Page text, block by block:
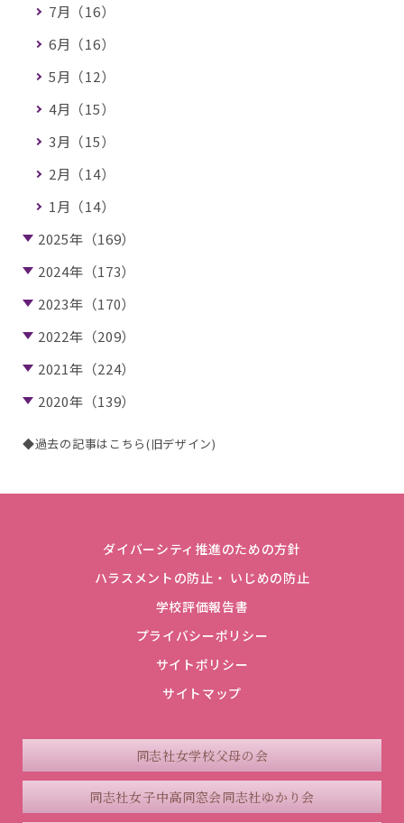
7月（16）
6月（16）
5月（12）
4月（15）
3月（15）
2月（14）
1月（14）
2025年（169）
2024年（173）
2023年（170）
2022年（209）
2021年（224）
2020年（139）
◆過去の記事はこちら(旧デザイン)
ダイバーシティ推進のための方針
ハラスメントの防止・ いじめの防止
学校評価報告書
プライバシーポリシー
サイトポリシー
サイトマップ
同志社女学校父母の会
同志社女子中高同窓会同志社ゆかり会